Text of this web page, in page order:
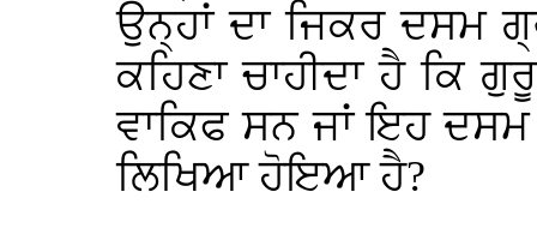
ਉਨ੍ਹਾਂ ਦਾ ਜਿਕਰ ਦਸਮ
ਕਹਿਣਾ ਚਾਹੀਦਾ ਹੈ ਕਿ
ਵਾਕਿਫ ਸਨ ਜਾਂ ਇਹ
ਲਿਖਿਆ ਹੋਇਆ ਹੈ?